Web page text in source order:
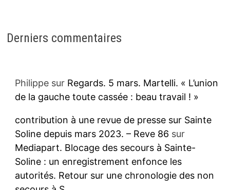
Derniers commentaires
Philippesur Regards. 5 mars. Martelli. « L’union
de la gauche toute cassée : beau travail ! »
contribution à une revue de presse sur Sainte
Soline depuis mars 2023. – Reve 86 sur
Mediapart. Blocage des secours à Sainte-
Soline : un enregistrement enfonce les
autorités. Retour sur une chronologie des non